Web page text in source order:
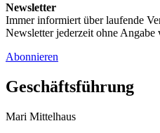
Newsletter
Immer informiert über laufende
Newsletter jederzeit ohne
Abonnieren
Geschäftsführung
Mari Mittelhaus